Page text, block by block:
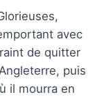
avec
de quitter
puis
il mourra en